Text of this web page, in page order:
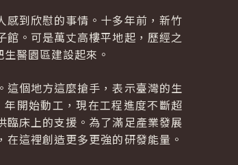
到欣慰的事情。十多年前，新竹
。可是萬丈高樓平地起，歷經之
醫園區建設起來。
個地方這麼搶手，表示臺灣的生
開始動工，現在工程進度不斷超
床上的支援。為了滿足產業發展
這裡創造更多更強的研發能量。